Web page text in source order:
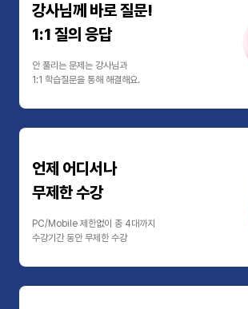
강사님께 바로 질문!
1:1 질의 응답
안 풀리는 문제는 강사님과
1:1 학습질문을 통해 해결해요.
언제 어디서나
무제한 수강
PC/Mobile 제한없이 총 4대까지
수강기간 동안 무제한 수강